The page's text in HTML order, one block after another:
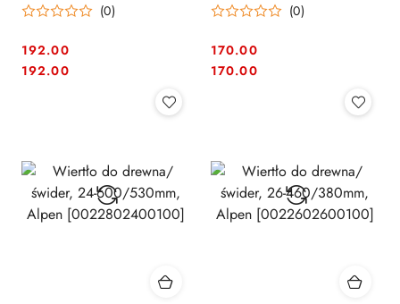
(0)
Cena:
192.00
Cena:
192.00
(0)
Cena:
170.00
Cena:
170.00